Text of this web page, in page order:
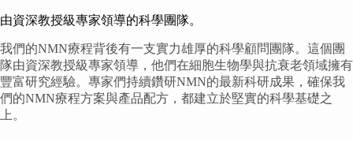
由資深教授級專家領導的科學團隊。
我們的NMN療程背後有一支實力雄厚的科學顧問團隊。這個團
隊由資深教授級專家領導，他們在細胞生物學與抗衰老領域擁有
豐富研究經驗。專家們持續鑽研NMN的最新科研成果，確保我
們的NMN療程方案與產品配方，都建立於堅實的科學基礎之
上。